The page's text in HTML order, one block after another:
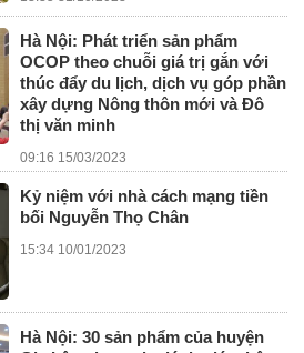
Hà Nội: Phát triển sản phẩm
OCOP theo chuỗi giá trị gắn với
thúc đẩy du lịch, dịch vụ góp phần
xây dựng Nông thôn mới và Đô
thị văn minh
09:16 15/03/2023
Kỷ niệm với nhà cách mạng tiền
bối Nguyễn Thọ Chân
15:34 10/01/2023
Hà Nội: 30 sản phẩm của huyện